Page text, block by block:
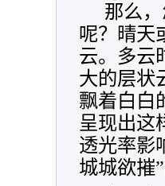
那么
呢？晴天
云。多云
大的层状
飘着白白
呈现出这
透光率影
城城欲摧